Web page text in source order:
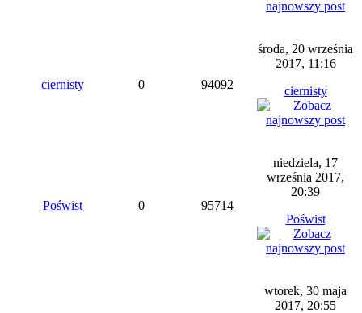
ciernisty 0 94092
środa, 20 września
2017, 11:16
ciernisty
Poświst 0 95714
niedziela, 17
września 2017,
20:39
Poświst
wtorek, 30 maja
2017, 20:55